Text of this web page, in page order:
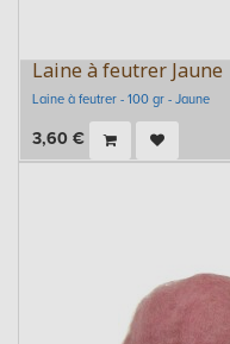
Laine à feutrer Jaune
Laine à feutrer - 100 gr - Jaune
3,60 €